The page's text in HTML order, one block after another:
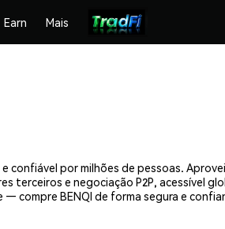
Earn Mais
confiável por milhões de pessoas.
e negociação P2P, acessível
compre BENQI de forma segura e